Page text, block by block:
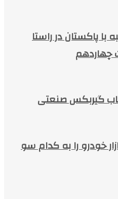
با پاکستان در راستا
گیربکس صنعتی
خودرو را به کدام سو